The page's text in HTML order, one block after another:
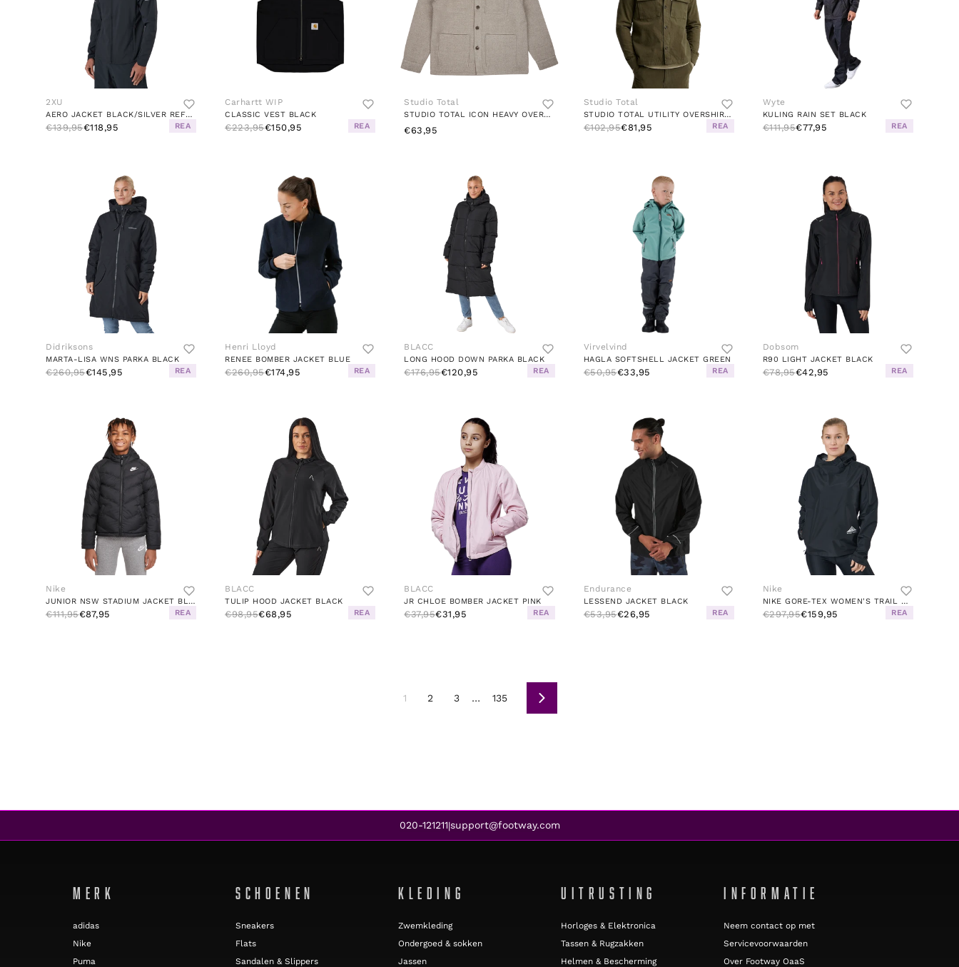
2XU
AERO JACKET BLACK/SILVER REFLECTIVE
€139,95€118,95 REA
Carhartt WIP
CLASSIC VEST BLACK
€223,95€150,95 REA
Studio Total
STUDIO TOTAL ICON HEAVY OVERSHIRT
€63,95
Studio Total
STUDIO TOTAL UTILITY OVERSHIRT DK
€102,95€81,95 REA
Wyte
KULING RAIN SET BLACK
€111,95€77,95 REA
Didriksons
MARTA-LISA WNS PARKA BLACK
€260,95€145,95 REA
Henri Lloyd
RENEE BOMBER JACKET BLUE
€260,95€174,95 REA
BLACC
LONG HOOD DOWN PARKA BLACK
€176,95€120,95 REA
Virvelvind
HAGLA SOFTSHELL JACKET GREEN
€50,95€33,95 REA
Dobsom
R90 LIGHT JACKET BLACK
€78,95€42,95 REA
Nike
JUNIOR NSW STADIUM JACKET BLACK
€111,95€87,95 REA
BLACC
TULIP HOOD JACKET BLACK
€98,95€68,95 REA
BLACC
JR CHLOE BOMBER JACKET PINK
€37,95€31,95 REA
Endurance
LESSEND JACKET BLACK
€53,95€26,95 REA
Nike
NIKE GORE-TEX WOMEN'S TRAIL RU BLACK/DK SMOKE GREY/WHITE
€297,95€159,95 REA
1 2 3 … 135 Volgende
020-121211|support@footway.com
MERK
adidas
Nike
Puma
SCHOENEN
Sneakers
Flats
Sandalen & Slippers
KLEDING
Zwemkleding
Ondergoed & sokken
Jassen
UITRUSTING
Horloges & Elektronica
Tassen & Rugzakken
Helmen & Bescherming
INFORMATIE
Neem contact op met
Servicevoorwaarden
Over Footway OaaS